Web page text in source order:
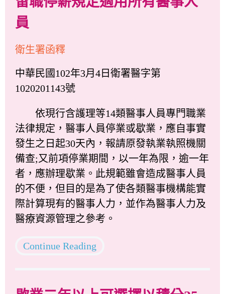
員
衛生署函釋
中華民國102年3月4日衛署醫字第
1020201143號
依現行含護理等14類醫事人員專門職業
法律規定，醫事人員停業或歇業，應自事實
發生之日起30天內，報請原發執業執照機關
備查;又前項停業期間，以一年為限，逾一年
者，應辦理歇業。此規範雖會造成醫事人員
的不便，但目的是為了使各類醫事機構能實
際計算現有的醫事人力，並作為醫事人力及
醫療資源管理之參考。
Continue Reading